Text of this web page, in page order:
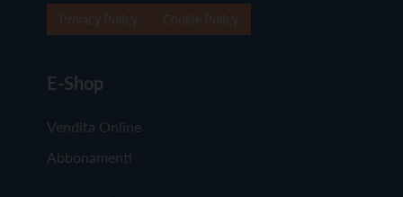
E-Shop
Vendita Online
Abbonamenti